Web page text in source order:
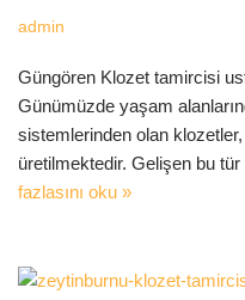
admin
Güngören Klozet tamircisi
Günümüzde yaşam
sistemlerinden olan
üretilmektedir. Gelişen bu
fazlasını oku »